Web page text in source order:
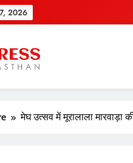
2026
मेघ उत्सव में मूरालाला मारवाड़ा